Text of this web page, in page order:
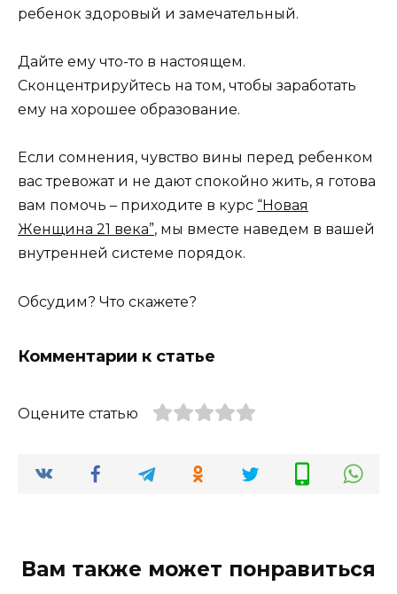
ребенок здоровый и замечательный.
Дайте ему что-то в настоящем.
Сконцентрируйтесь на том, чтобы заработать
ему на хорошее образование.
Если сомнения, чувство вины перед ребенком
вас тревожат и не дают спокойно жить, я готова
вам помочь – приходите в курс “Новая
Женщина 21 века”, мы вместе наведем в вашей
внутренней системе порядок.
Обсудим? Что скажете?
Комментарии к статье
Оцените статью
Вам также может понравиться